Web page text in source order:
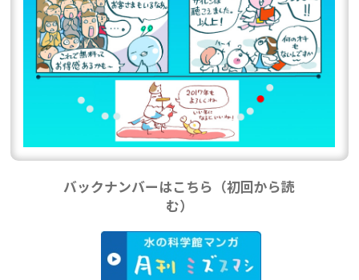
バックナンバーはこちら（初回から読
む）